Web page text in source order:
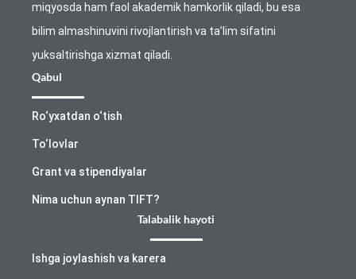
miqyosda ham faol akademik hamkorlik qiladi, bu esa
bilim almashinuvini rivojlantirish va ta’lim sifatini
yuksaltirishga xizmat qiladi.
Qabul
Ro‘yxatdan o‘tish
To‘lovlar
Grant va stipendiyalar
Nima uchun aynan TIFT?
Talabalik hayoti
Ishga joylashish va karera